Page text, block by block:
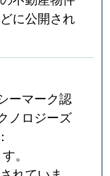
に公開され
ーマーク認
ノロジーズ
。